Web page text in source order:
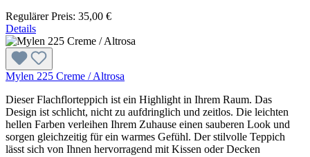
Regulärer Preis: 35,00 €
Details
Mylen 225 Creme / Altrosa
Dieser Flachflorteppich ist ein Highlight in Ihrem Raum. Das
Design ist schlicht, nicht zu aufdringlich und zeitlos. Die leichten
hellen Farben verleihen Ihrem Zuhause einen sauberen Look und
sorgen gleichzeitig für ein warmes Gefühl. Der stilvolle Teppich
lässt sich von Ihnen hervorragend mit Kissen oder Decken